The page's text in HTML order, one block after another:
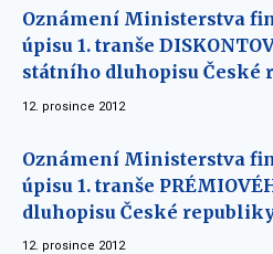
Oznámení Ministerstva
úpisu 1. tranše
státního dluhopisu České
12. prosince 2012
Oznámení Ministerstva
úpisu 1. tranše
dluhopisu České
12. prosince 2012